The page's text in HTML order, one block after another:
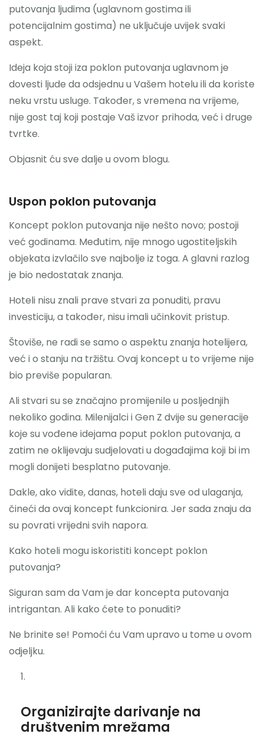
putovanja ljudima (uglavnom gostima ili
potencijalnim gostima) ne uključuje uvijek svaki
aspekt.
Ideja koja stoji iza poklon putovanja uglavnom je
dovesti ljude da odsjednu u Vašem hotelu ili da koriste
neku vrstu usluge. Također, s vremena na vrijeme,
nije gost taj koji postaje Vaš izvor prihoda, već i druge
tvrtke.
Objasnit ću sve dalje u ovom blogu.
Uspon poklon putovanja
Koncept poklon putovanja nije nešto novo; postoji
već godinama. Međutim, nije mnogo ugostiteljskih
objekata izvlačilo sve najbolje iz toga. A glavni razlog
je bio nedostatak znanja.
Hoteli nisu znali prave stvari za ponuditi, pravu
investiciju, a također, nisu imali učinkovit pristup.
Štoviše, ne radi se samo o aspektu znanja hotelijera,
već i o stanju na tržištu. Ovaj koncept u to vrijeme nije
bio previše popularan.
Ali stvari su se značajno promijenile u posljednjih
nekoliko godina. Milenijalci i Gen Z dvije su generacije
koje su vođene idejama poput poklon putovanja, a
zatim ne oklijevaju sudjelovati u događajima koji bi im
mogli donijeti besplatno putovanje.
Dakle, ako vidite, danas, hoteli daju sve od ulaganja,
čineći da ovaj koncept funkcionira. Jer sada znaju da
su povrati vrijedni svih napora.
Kako hoteli mogu iskoristiti koncept poklon
putovanja?
Siguran sam da Vam je dar koncepta putovanja
intrigantan. Ali kako ćete to ponuditi?
Ne brinite se! Pomoći ću Vam upravo u tome u ovom
odjeljku.
Organizirajte darivanje na
društvenim mrežama